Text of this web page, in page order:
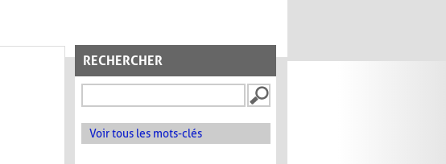
RECHERCHER
Voir tous les mots-clés